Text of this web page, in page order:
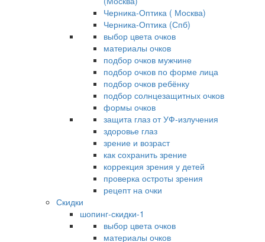
Черника-Оптика ( Москва)
Черника-Оптика (Спб)
выбор цвета очков
материалы очков
подбор очков мужчине
подбор очков по форме лица
подбор очков ребёнку
подбор солнцезащитных очков
формы очков
защита глаз от УФ-излучения
здоровье глаз
зрение и возраст
как сохранить зрение
коррекция зрения у детей
проверка остроты зрения
рецепт на очки
Скидки
шопинг-скидки-1
выбор цвета очков
материалы очков